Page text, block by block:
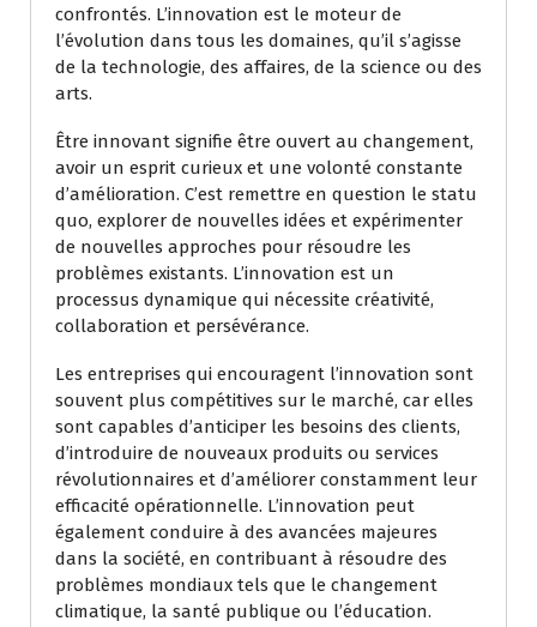
confrontés. L’innovation est le moteur de
l’évolution dans tous les domaines, qu’il s’agisse
de la technologie, des affaires, de la science ou des
arts.
Être innovant signifie être ouvert au changement,
avoir un esprit curieux et une volonté constante
d’amélioration. C’est remettre en question le statu
quo, explorer de nouvelles idées et expérimenter
de nouvelles approches pour résoudre les
problèmes existants. L’innovation est un
processus dynamique qui nécessite créativité,
collaboration et persévérance.
Les entreprises qui encouragent l’innovation sont
souvent plus compétitives sur le marché, car elles
sont capables d’anticiper les besoins des clients,
d’introduire de nouveaux produits ou services
révolutionnaires et d’améliorer constamment leur
efficacité opérationnelle. L’innovation peut
également conduire à des avancées majeures
dans la société, en contribuant à résoudre des
problèmes mondiaux tels que le changement
climatique, la santé publique ou l’éducation.